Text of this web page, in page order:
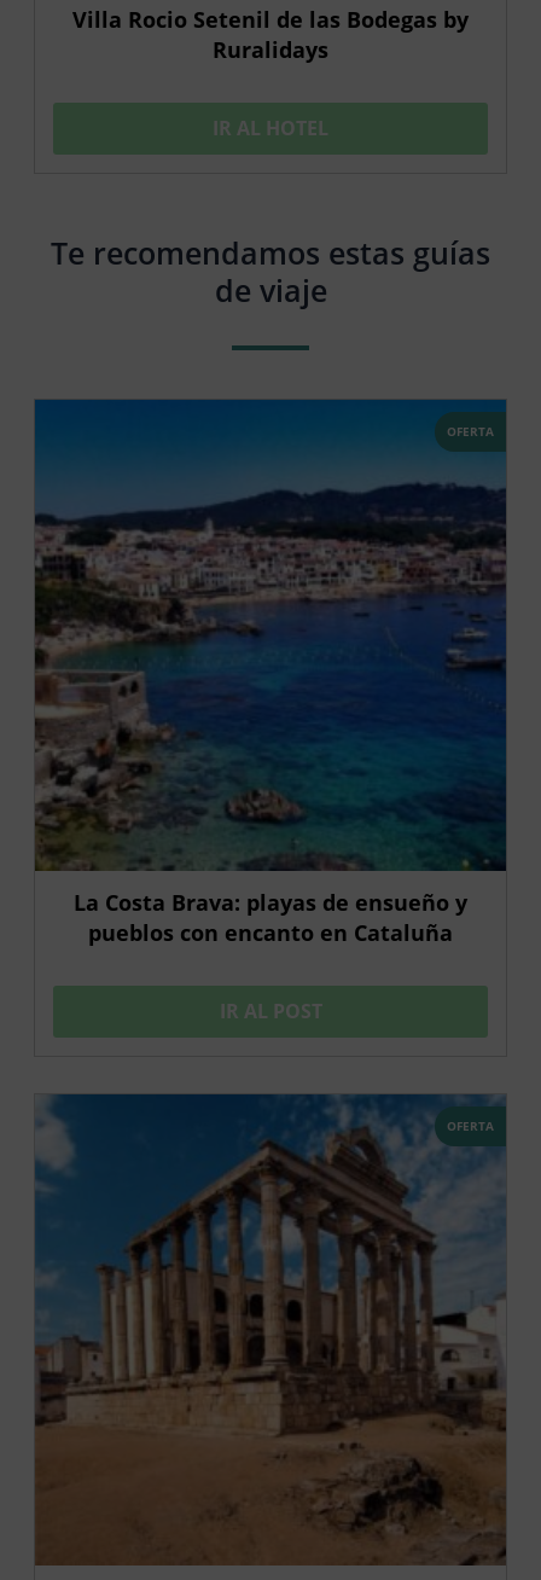
Villa Rocio Setenil de las Bodegas by
Ruralidays
IR AL HOTEL
Te recomendamos estas guías
de viaje
OFERTA
La Costa Brava: playas de ensueño y
pueblos con encanto en Cataluña
IR AL POST
OFERTA